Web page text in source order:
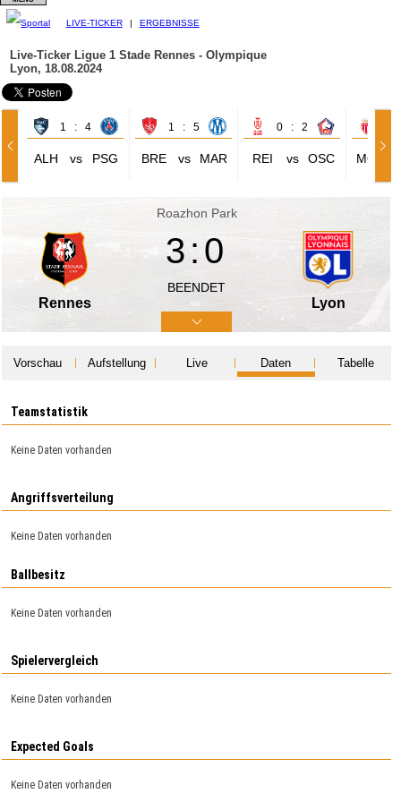
LIVE-TICKER | ERGEBNISSE
Live-Ticker Ligue 1 Stade Rennes - Olympique
Lyon, 18.08.2024
1 : 4
ALH vs PSG
1 : 5
BRE vs MAR
0 : 2
REI vs OSC MON
Roazhon Park
Rennes
3:0
BEENDET
Lyon
Vorschau Aufstellung Live Daten Tabelle
Teamstatistik
Keine Daten vorhanden
Angriffsverteilung
Keine Daten vorhanden
Ballbesitz
Keine Daten vorhanden
Spielervergleich
Keine Daten vorhanden
Expected Goals
Keine Daten vorhanden